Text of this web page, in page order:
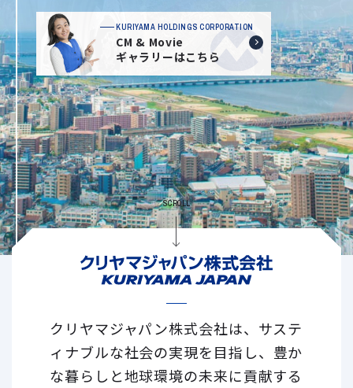
KURIYAMA HOLDINGS CORPORATION
CM & Movie
ギャラリーはこちら
J:COMアリーナ下関 撮影者：建築写
SCROLL
クリヤマジャパン株式会社は、サステ
ィナブルな社会の実現を目指し、 豊か
な暮らしと地球環境の未来に貢献する